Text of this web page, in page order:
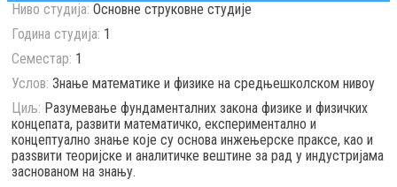
Ниво студија: Основне струковне студије
Година студија: 1
Семестар: 1
Услов: Знање математике и физике на средњешколском нивоу
Циљ: Разумевање фундаменталних закона физике и физичких
концепата, развити математичко, експериментално и
концептуално знање које су основа инжењерске праксе, као и
разѕвити теоријске и аналитичке вештине за рад у индустријама
заснованом на знању.